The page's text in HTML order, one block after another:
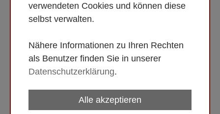
verwendeten Cookies und können diese
selbst verwalten.
Nähere Informationen zu Ihren Rechten
als Benutzer finden Sie in unserer
Datenschutzerklärung.
Alle akzeptieren